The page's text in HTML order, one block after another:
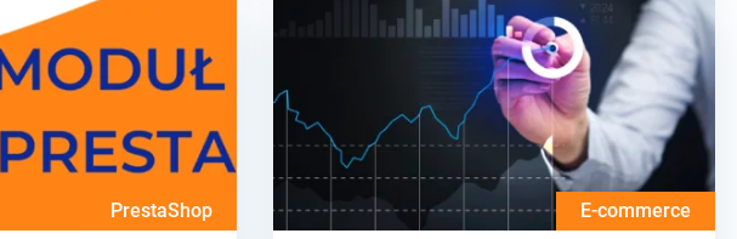
PrestaShop E-commerce